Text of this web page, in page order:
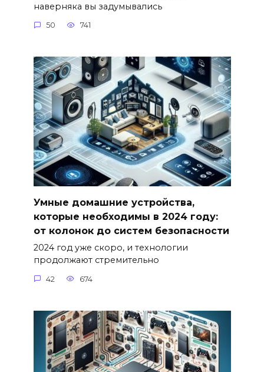
наверняка вы задумывались
50 741
Умные домашние устройства,
которые необходимы в 2024 году:
от колонок до систем безопасности
2024 год уже скоро, и технологии
продолжают стремительно
42 674